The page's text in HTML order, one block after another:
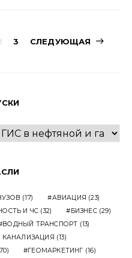
3 СЛЕДУЮЩАЯ
(17) АВИАЦИЯ (23)
И ЧС (32) БИЗНЕС(29)
ВОДНЫЙ ТРАНСПОРТ (13)
(13)
ГЕОМАРКЕТИНГ (16)